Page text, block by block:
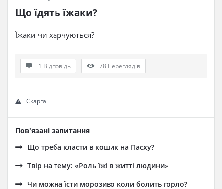
Що їдять їжаки?
Їжаки чи харчуються?
1 Відповідь 78 Переглядів
Скарга
Пов'язані запитання
Що треба класти в кошик на Пасху?
Твір на тему: «Роль їжі в житті людини»
Чи можна їсти морозиво коли болить горло?